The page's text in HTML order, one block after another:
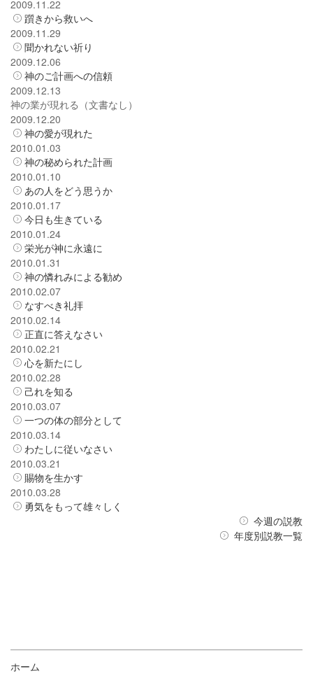
2009.11.22
躓きから救いへ
2009.11.29
聞かれない祈り
2009.12.06
神のご計画への信頼
2009.12.13
神の業が現れる（文書なし）
2009.12.20
神の愛が現れた
2010.01.03
神の秘められた計画
2010.01.10
あの人をどう思うか
2010.01.17
今日も生きている
2010.01.24
栄光が神に永遠に
2010.01.31
神の憐れみによる勧め
2010.02.07
なすべき礼拝
2010.02.14
正直に答えなさい
2010.02.21
心を新たにし
2010.02.28
己れを知る
2010.03.07
一つの体の部分として
2010.03.14
わたしに従いなさい
2010.03.21
賜物を生かす
2010.03.28
勇気をもって雄々しく
今週の説教
年度別説教一覧
ホーム